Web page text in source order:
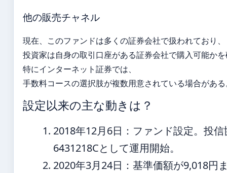
他の販売チャネル
現在、このファンドは多くの証券会社で扱われており、
投資家は自身の取引口座がある証券会社で購入可能か
特にインターネット証券では、
手数料コースの選択肢が複数用意されている場合があ
設定以来の主な動きは？
2018年12月6日 ：ファンド設定。投
6431218Cとして運用開始。
2020年3月24日 ：基準価額が9,018円